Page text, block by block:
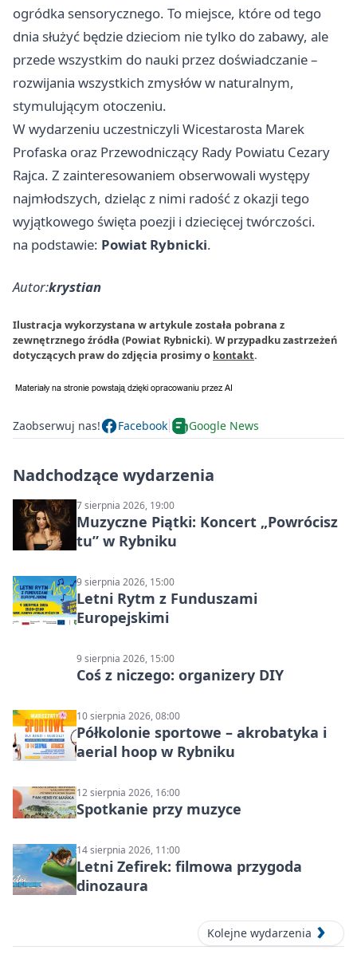
ogródka sensorycznego. To miejsce, które od tego
dnia służyć będzie dzieciom nie tylko do zabawy, ale
przede wszystkim do nauki przez doświadczanie –
rozwijania wszystkich zmysłów w naturalnym,
stymulującym otoczeniu.
W wydarzeniu uczestniczyli Wicestarosta Marek
Profaska oraz Przewodniczący Rady Powiatu Cezary
Rajca. Z zainteresowaniem obserwowali występy
najmłodszych, dzieląc z nimi radość z okazji tego
wyjątkowego święta poezji i dziecięcej twórczości.
na podstawie: Powiat Rybnicki.
Autor:krystian
Ilustracja wykorzystana w artykule została pobrana z
zewnętrznego źródła (Powiat Rybnicki). W przypadku zastrzeżeń
dotyczących praw do zdjęcia prosimy o kontakt.
Zaobserwuj nas! Facebook Google News
Nadchodzące wydarzenia
7 sierpnia 2026, 19:00
Muzyczne Piątki: Koncert „Powrócisz
tu” w Rybniku
9 sierpnia 2026, 15:00
Letni Rytm z Funduszami
Europejskimi
9 sierpnia 2026, 15:00
Coś z niczego: organizery DIY
10 sierpnia 2026, 08:00
Półkolonie sportowe – akrobatyka i
aerial hoop w Rybniku
12 sierpnia 2026, 16:00
Spotkanie przy muzyce
14 sierpnia 2026, 11:00
Letni Zefirek: filmowa przygoda
dinozaura
Kolejne wydarzenia